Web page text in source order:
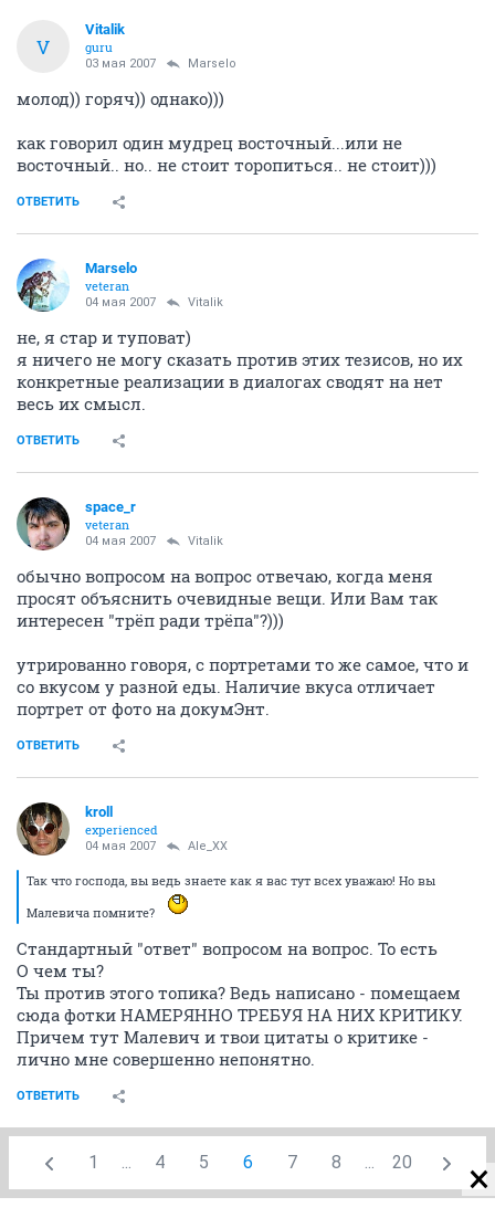
V
Vitalik
guru
03 мая 2007 Marselo
молод)) горяч)) однако)))
как говорил один мудрец восточный...или не
восточный.. но.. не стоит торопиться.. не стоит)))
ОТВЕТИТЬ
Marselo
veteran
04 мая 2007 Vitalik
не, я стар и туповат)
я ничего не могу сказать против этих тезисов, но их
конкретные реализации в диалогах сводят на нет
весь их смысл.
ОТВЕТИТЬ
space_r
veteran
04 мая 2007 Vitalik
обычно вопросом на вопрос отвечаю, когда меня
просят объяснить очевидные вещи. Или Вам так
интересен "трёп ради трёпа"?)))
утрированно говоря, с портретами то же самое, что и
со вкусом у разной еды. Наличие вкуса отличает
портрет от фото на докумЭнт.
ОТВЕТИТЬ
kroll
experienced
04 мая 2007 Ale_XX
Так что господа, вы ведь знаете как я вас тут всех уважаю! Но вы
Малевича помните?
Стандартный "ответ" вопросом на вопрос. То есть
О чем ты?
Ты против этого топика? Ведь написано - помещаем
сюда фотки НАМЕРЯННО ТРЕБУЯ НА НИХ КРИТИКУ.
Причем тут Малевич и твои цитаты о критике -
лично мне совершенно непонятно.
ОТВЕТИТЬ
1 ... 4 5 6 7 8 ... 20